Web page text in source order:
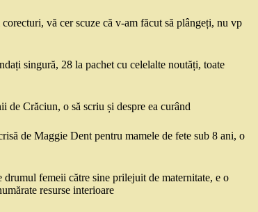
vă cer scuze că v-am făcut să plângeți, nu vp
singură, 28 la pachet cu celelalte noutăți, toate
de Crăciun, o să scriu și despre ea curând
de Maggie Dent pentru mamele de fete sub 8 ani, o
femeii către sine prilejuit de maternitate, e o
resurse interioare